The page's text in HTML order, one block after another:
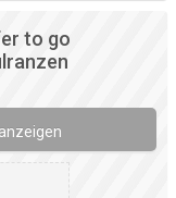
to go